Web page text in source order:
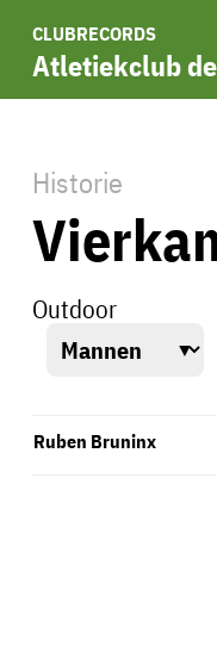
CLUBRECORDS
Atletiekclub
Historie
Outdoor
Ruben Bruninx